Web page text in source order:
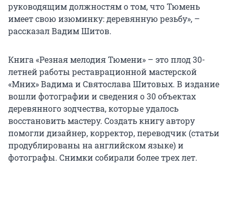
руководящим должностям о том, что Тюмень
имеет свою изюминку: деревянную резьбу», –
рассказал Вадим Шитов.
Книга «Резная мелодия Тюмени» – это плод 30-
летней работы реставрационной мастерской
«Мних» Вадима и Святослава Шитовых. В издание
вошли фотографии и сведения о 30 объектах
деревянного зодчества, которые удалось
восстановить мастеру. Создать книгу автору
помогли дизайнер, корректор, переводчик (статьи
продублированы на английском языке) и
фотографы. Снимки собирали более трех лет.